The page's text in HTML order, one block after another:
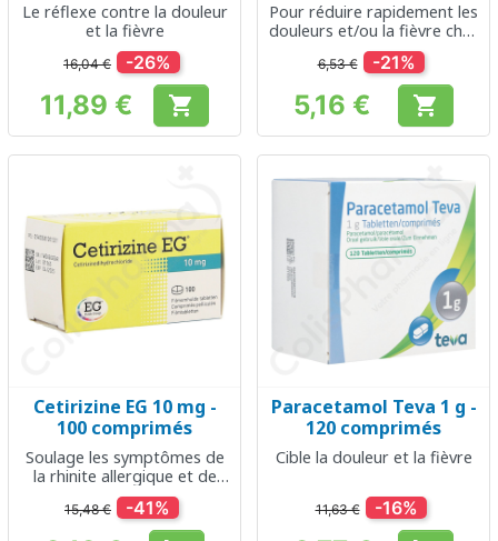
Le réflexe contre la douleur
et la fièvre
16,04 € -26%
Prix
11,89 € 
Pour réduire rapidement les
douleurs et/ou la fièvre chez
les enfants
6,53 € -21%
Prix
5,16 € 
Cetirizine EG 10 mg -
100 comprimés
Soulage les symptômes de
la rhinite allergique et de
l'urticaire
15,48 € -41%
Paracetamol Teva 1 g -
120 comprimés
Cible la douleur et la fièvre
11,63 € -16%